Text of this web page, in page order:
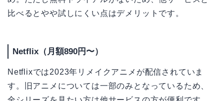
比べるとやや試しにくい点はデメリットです。
Netflix（月額890円〜）
Netflixでは2023年リメイクアニメが配信されていま
す。旧アニメについては一部のみとなっているため、